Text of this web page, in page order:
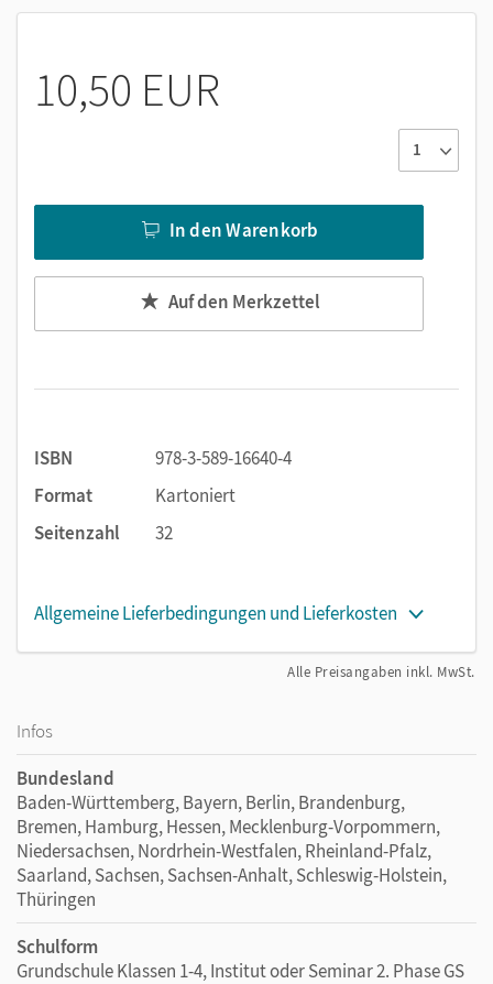
Riesennest bauen oder auf Frühlingssafari gehen - mit
diesem Fundus unterstützen Sie Ihre Schüler/-innen dabei,
10,50 EUR
In den Warenkorb
Auf den Merkzettel
ISBN
978-3-589-16640-4
Format
Kartoniert
Seitenzahl
32
Allgemeine Lieferbedingungen und Lieferkosten
Alle Preisangaben inkl. MwSt.
Infos
Bundesland
Baden-Württemberg, Bayern, Berlin, Brandenburg,
Bremen, Hamburg, Hessen, Mecklenburg-Vorpommern,
Niedersachsen, Nordrhein-Westfalen, Rheinland-Pfalz,
Saarland, Sachsen, Sachsen-Anhalt, Schleswig-Holstein,
Thüringen
Schulform
Grundschule Klassen 1-4, Institut oder Seminar 2. Phase GS